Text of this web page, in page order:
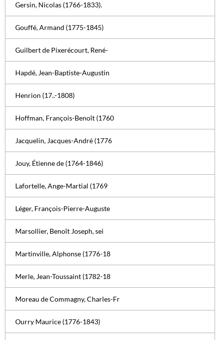
Gersin, Nicolas (1766-1833).
Gouffé, Armand (1775-1845)
Guilbert de Pixerécourt, René-
Hapdé, Jean-Baptiste-Augustin
Henrion (17..-1808)
Hoffman, François-Benoît (1760
Jacquelin, Jacques-André (1776
Jouy, Étienne de (1764-1846)
Lafortelle, Ange-Martial (1769
Léger, François-Pierre-Auguste
Marsollier, Benoît Joseph, sei
Martinville, Alphonse (1776-18
Merle, Jean-Toussaint (1782-18
Moreau de Commagny, Charles-Fr
Ourry Maurice (1776-1843)